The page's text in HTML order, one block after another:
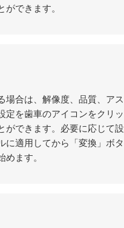
ができます。
場合は、解像度、品質、ア
定を歯車のアイコンをクリ
ができます。必要に応じて
に適用してから「変換」ボ
めます。